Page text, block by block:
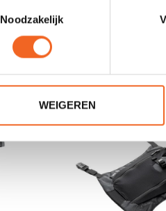
Noodzakelijk
WEIGEREN